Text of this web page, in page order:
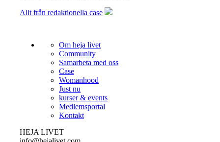
Allt från redaktionella case
Om heja livet
Community
Samarbeta med oss
Case
Womanhood
Just nu
kurser & events
Medlemsportal
Kontakt
HEJA LIVET